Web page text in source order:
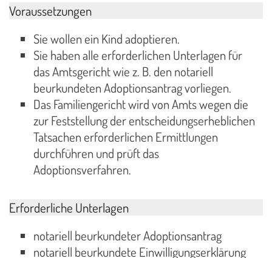
Voraussetzungen
Sie wollen ein Kind adoptieren.
Sie haben alle erforderlichen Unterlagen für
das Amtsgericht wie z. B. den notariell
beurkundeten Adoptionsantrag vorliegen.
Das Familiengericht wird von Amts wegen die
zur Feststellung der entscheidungserheblichen
Tatsachen erforderlichen Ermittlungen
durchführen und prüft das
Adoptionsverfahren.
Erforderliche Unterlagen
notariell beurkundeter Adoptionsantrag
notariell beurkundete Einwilligungserklärung